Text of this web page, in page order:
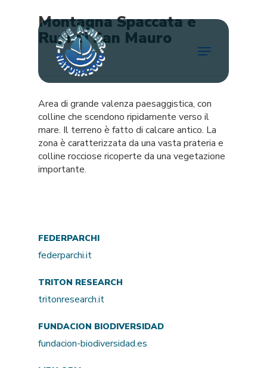
Menu
Montagna Spaccata e
Rupi di San Mauro
Area di grande valenza paesaggistica, con
colline che scendono ripidamente verso il
mare. Il terreno è fatto di calcare antico. La
zona è caratterizzata da una vasta prateria e
colline rocciose ricoperte da una vegetazione
importante.
FEDERPARCHI
federparchi.it
TRITON RESEARCH
tritonresearch.it
FUNDACION BIODIVERSIDAD
fundacion-biodiversidad.es